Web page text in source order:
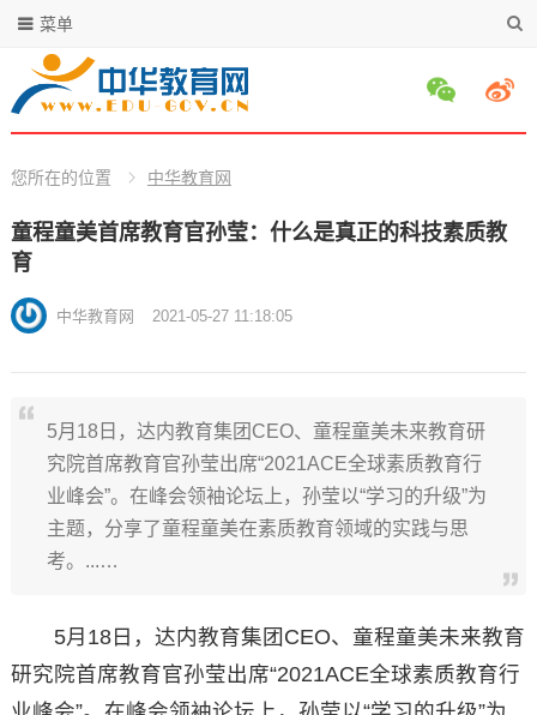
菜单
您所在的位置 中华教育网
童程童美首席教育官孙莹：什么是真正的科技素质教
育
中华教育网 2021-05-27 11:18:05
5月18日，达内教育集团CEO、童程童美未来教育研
究院首席教育官孙莹出席“2021ACE全球素质教育行
业峰会”。在峰会领袖论坛上，孙莹以“学习的升级”为
主题，分享了童程童美在素质教育领域的实践与思
考。...…
5月18日，达内教育集团CEO、童程童美未来教育
研究院首席教育官孙莹出席“2021ACE全球素质教育行